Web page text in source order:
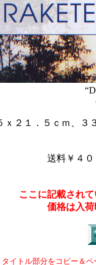
ｘ２１．５ｃｍ、３
送料￥４０
ここに記載され
価格は入
タイトル部分をコピー＆ペ